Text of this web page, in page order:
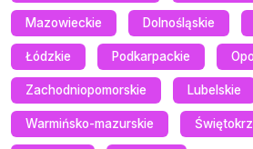
Mazowieckie Dolnośląskie
Łódzkie Podkarpackie
Zachodniopomorskie Lubelskie
Warmińsko-mazurskie